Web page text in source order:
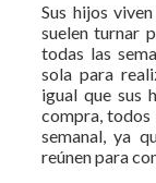
Sus hijos
suelen turnar
todas las
sola para
igual que sus
compra,
semanal, ya
reúnen para